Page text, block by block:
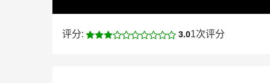
评分: 3.01次评分